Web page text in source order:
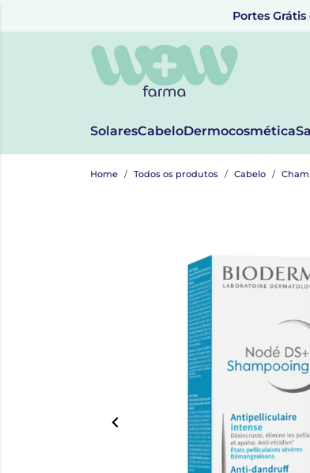
Portes
SolaresCabeloDermocosmética
Home Todos os produtos Cabelo